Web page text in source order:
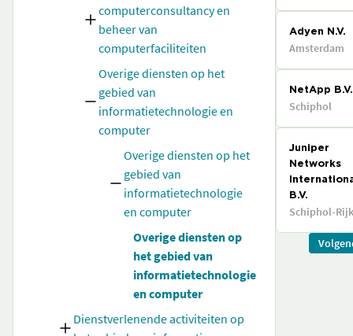
computerconsultancy en
beheer van
computerfaciliteiten
Overige diensten op het
gebied van
informatietechnologie en
computer
Overige diensten op het
gebied van
informatietechnologie
en computer
Overige diensten op
het gebied van
informatietechnologie
en computer
Dienstverlenende activiteiten op
Adyen N.V.
Amsterdam
NetApp B.V.
Schiphol
Juniper
Networks
B.V.
Schiphol-Rijk